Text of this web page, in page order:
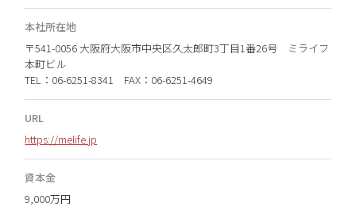
本社所在地
〒541-0056 大阪府大阪市中央区久太郎町3丁目1番26号 ミライフ
本町ビル
TEL：06-6251-8341 FAX：06-6251-4649
URL
https://melife.jp
資本金
9,000万円